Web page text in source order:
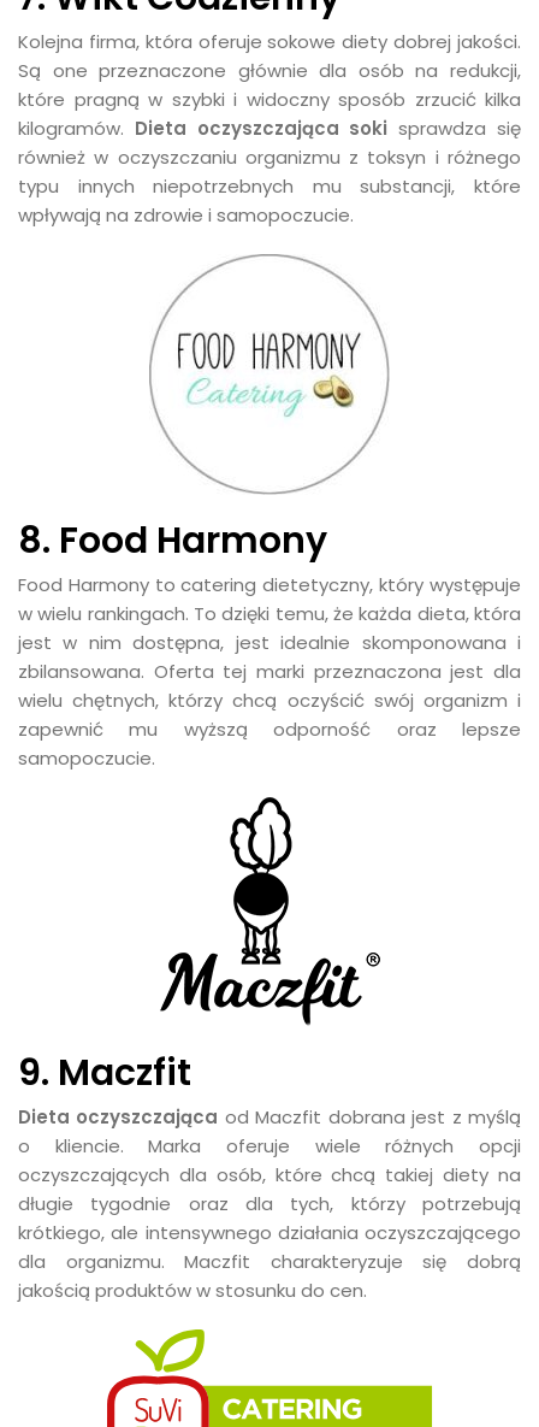
Kolejna firma, która oferuje sokowe diety dobrej jakości.
Są one przeznaczone głównie dla osób na redukcji,
które pragną w szybki i widoczny sposób zrzucić kilka
kilogramów. Dieta oczyszczająca soki sprawdza się
również w oczyszczaniu organizmu z toksyn i różnego
typu innych niepotrzebnych mu substancji, które
wpływają na zdrowie i samopoczucie.
8. Food Harmony
Food Harmony to catering dietetyczny, który występuje
w wielu rankingach. To dzięki temu, że każda dieta, która
jest w nim dostępna, jest idealnie skomponowana i
zbilansowana. Oferta tej marki przeznaczona jest dla
wielu chętnych, którzy chcą oczyścić swój organizm i
zapewnić mu wyższą odporność oraz lepsze
samopoczucie.
9. Maczfit
Dieta oczyszczająca od Maczfit dobrana jest z myślą
o kliencie. Marka oferuje wiele różnych opcji
oczyszczających dla osób, które chcą takiej diety na
długie tygodnie oraz dla tych, którzy potrzebują
krótkiego, ale intensywnego działania oczyszczającego
dla organizmu. Maczfit charakteryzuje się dobrą
jakością produktów w stosunku do cen.